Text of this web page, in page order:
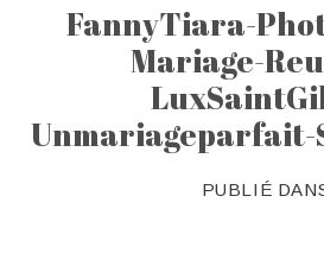
FannyTiara-
Mariage-
Unmariageparfait-
PUBLIÉ